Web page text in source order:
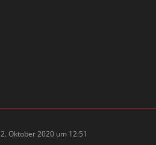
2. Oktober 2020 um 12:51